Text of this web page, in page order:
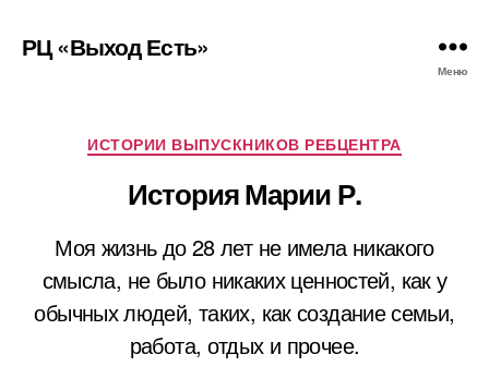
РЦ «Выход Есть»
Меню
Рубрики
ИСТОРИИ ВЫПУСКНИКОВ РЕБЦЕНТРА
История Марии Р.
Моя жизнь до 28 лет не имела никакого
смысла, не было никаких ценностей, как у
обычных людей, таких, как создание семьи,
работа, отдых и прочее.